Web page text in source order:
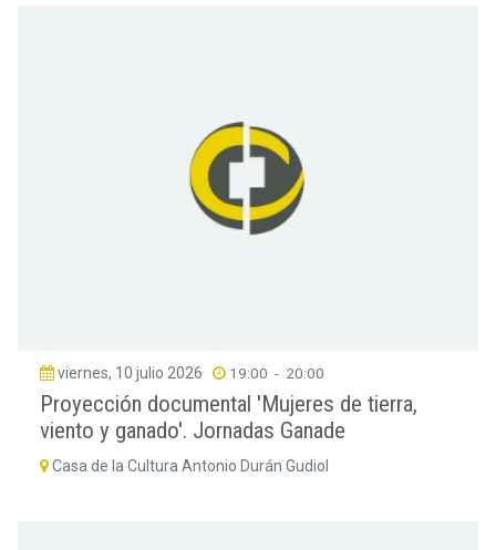
viernes, 10 julio 2026 19:00 - 20:00
Proyección documental 'Mujeres de tierra,
viento y ganado'. Jornadas Ganade
Casa de la Cultura Antonio Durán Gudiol